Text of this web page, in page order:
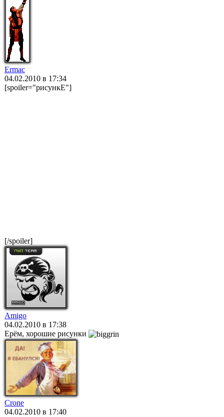
Ermac
04.02.2010 в 17:34
[spoiler="рисункЕ"]
[/spoiler]
Amigo
04.02.2010 в 17:38
Ерём, хорошие рисунки
Crone
04.02.2010 в 17:40